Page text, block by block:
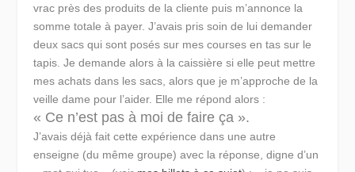
vrac près des produits de la cliente puis m’annonce la
somme totale à payer. J’avais pris soin de lui demander
deux sacs qui sont posés sur mes courses en tas sur le
tapis. Je demande alors à la caissière si elle peut mettre
mes achats dans les sacs, alors que je m’approche de la
veille dame pour l’aider. Elle me répond alors :
« Ce n’est pas à moi de faire ça ».
J’avais déjà fait cette expérience dans une autre
enseigne (du même groupe) avec la réponse, digne d’un